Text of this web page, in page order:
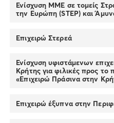
Ενίσχυση ΜΜΕ σε τομείς
την Ευρώπη (STEP) και
Επιχειρώ Στερεά
Ενίσχυση υφιστάμενων
Κρήτης για φιλικές προς το
«Επιχειρώ Πράσινα στην
Επιχειρώ έξυπνα στην